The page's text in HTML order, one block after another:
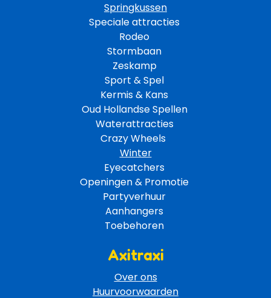
Springkussen
Speciale attracties
Rodeo
Stormbaan
Zeskamp
Sport & Spel
Kermis & Kans
Oud Hollandse Spellen
Waterattracties
Crazy Wheels
Winter
Eyecatchers
Openingen & Promotie
Partyverhuur
Aanhangers
Toebehoren
Axitraxi
Over ons
Huurvoorwaarden